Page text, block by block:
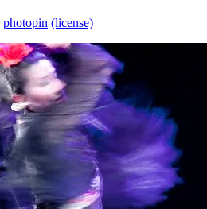
photopin (license)